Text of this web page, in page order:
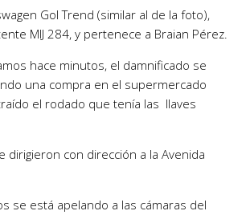
Gol Trend (similar al de la foto),
MIJ 284, y pertenece a Braian Pérez.
hace minutos, el damnificado se
una compra en el supermercado
el rodado que tenía las llaves
dirigieron con dirección a la Avenida
se está apelando a las cámaras del